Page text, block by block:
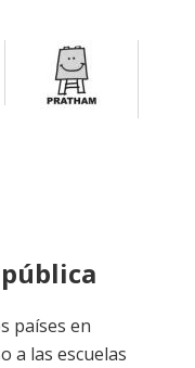
países en
a las escuelas